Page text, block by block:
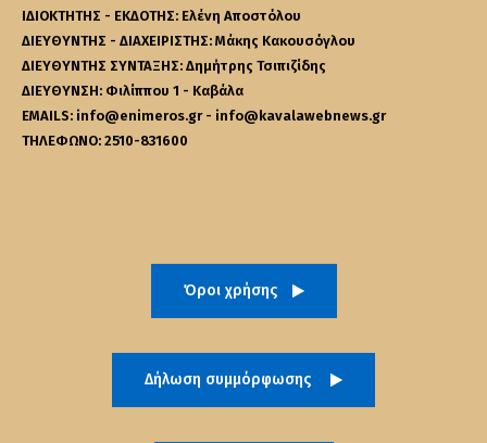
ΙΔΙΟΚΤΗΤΗΣ - ΕΚΔΟΤΗΣ: Ελένη Αποστόλου
ΔΙΕΥΘΥΝΤΗΣ - ΔΙΑΧΕΙΡΙΣΤΗΣ: Μάκης Κακουσόγλου
ΔΙΕΥΘΥΝΤΗΣ ΣΥΝΤΑΞΗΣ: Δημήτρης Τσιπιζίδης
ΔΙΕΥΘΥΝΣΗ: Φιλίππου 1 - Καβάλα
EMAILS: info@enimeros.gr - info@kavalawebnews.gr
ΤΗΛΕΦΩΝΟ: 2510-831600
Όροι χρήσης
Δήλωση συμμόρφωσης